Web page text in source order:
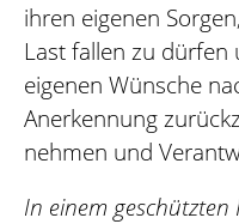
ihren eigenen
Last fallen zu
eigenen Wünsche
Anerkennung
nehmen und
In einem